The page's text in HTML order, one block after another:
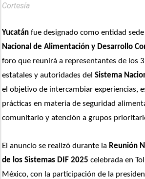
Cortesía
Yucatán fue designado como entidad
Nacional de Alimentación y Desarrollo
foro que reunirá a representantes de los
estatales y autoridades del Sistema
el objetivo de intercambiar experiencias,
prácticas en materia de seguridad
comunitario y atención a grupos
El anuncio se realizó durante la Reunión
de los Sistemas DIF 2025 celebrada en
México, con la participación de la